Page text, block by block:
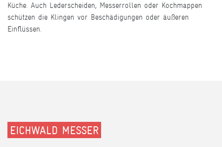
Küche. Auch Lederscheiden, Messerrollen oder Kochmappen
schützen die Klingen vor Beschädigungen oder äußeren
Einflüssen.
EICHWALD MESSER